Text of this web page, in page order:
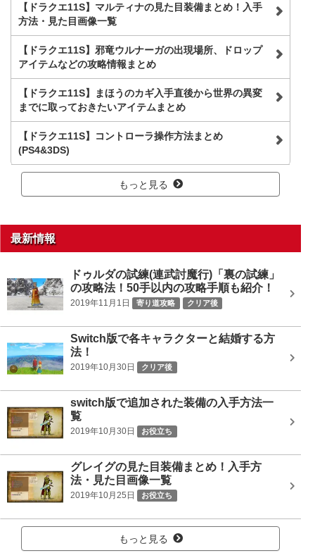
【ドラクエ11S】マルティナの見た目装備まとめ！入手
方法・見た目画像一覧
【ドラクエ11S】邪竜ウルナーガの出現場所、ドロップ
アイテムなどの攻略情報まとめ
【ドラクエ11S】まほうのカギ入手直後から世界の異変
までに取っておきたいアイテムまとめ
【ドラクエ11S】コントローラ操作方法まとめ
(PS4&3DS)
もっと見る
最新情報
ドゥルダの試練(連武討魔行)「裏の試練」
の攻略法！50手以内の攻略手順も紹介！
2019年11月1日 寄り道攻略 クリア後
Switch版で各キャラクターと結婚する方
法！
2019年10月30日 クリア後
switch版で追加された装備の入手方法一
覧
2019年10月30日 お役立ち
グレイグの見た目装備まとめ！入手方
法・見た目画像一覧
2019年10月25日 お役立ち
もっと見る